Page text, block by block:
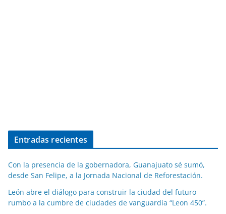
Entradas recientes
Con la presencia de la gobernadora, Guanajuato sé sumó,
desde San Felipe, a la Jornada Nacional de Reforestación.
León abre el diálogo para construir la ciudad del futuro
rumbo a la cumbre de ciudades de vanguardia “Leon 450”.